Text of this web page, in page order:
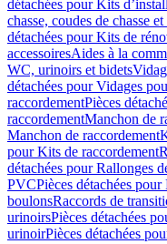
détachées pour Kits
chasse, coudes de chasse
détachées pour Kits de
accessoiresAides à la
WC, urinoirs et bidets
détachées pour Vidages
raccordementPièces
raccordementManchon de
Manchon de raccordement
pour Kits de raccordement
détachées pour Rallonges
PVCPièces détachées
boulonsRaccords de
urinoirsPièces détachées
urinoirPièces détachées